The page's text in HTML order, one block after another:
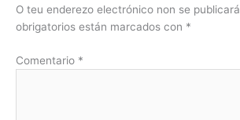
O teu enderezo electrónico non se publicará
obrigatorios están marcados con *
Comentario *